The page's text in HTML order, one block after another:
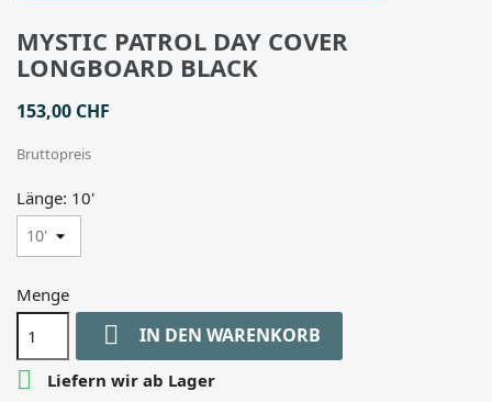
MYSTIC PATROL DAY COVER
LONGBOARD BLACK
153,00 CHF
Bruttopreis
Länge: 10'
Menge
 IN DEN WARENKORB

Liefern wir ab Lager